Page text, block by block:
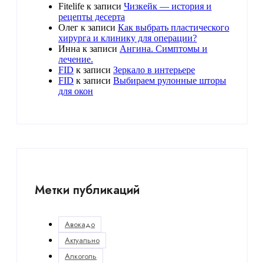
Fitelife к записи Чизкейк — история и
рецепты десерта
Олег к записи Как выбрать пластического
хирурга и клинику для операции?
Инна к записи Ангина. Симптомы и
лечение.
FID к записи Зеркало в интерьере
FID к записи Выбираем рулонные шторы
для окон
Метки публикаций
Авокадо
Актуально
Алкоголь